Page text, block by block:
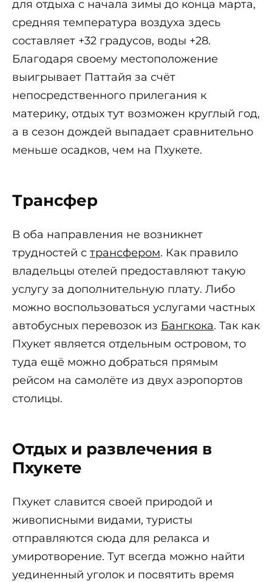
для отдыха с начала зимы до конца марта,
средняя температура воздуха здесь
составляет +32 градусов, воды +28.
Благодаря своему местоположение
выигрывает Паттайя за счёт
непосредственного прилегания к
материку, отдых тут возможен круглый год,
а в сезон дождей выпадает сравнительно
меньше осадков, чем на Пхукете.
Трансфер
В оба направления не возникнет
трудностей с трансфером. Как правило
владельцы отелей предоставляют такую
услугу за дополнительную плату. Либо
можно воспользоваться услугами частных
автобусных перевозок из Бангкока. Так как
Пхукет является отдельным островом, то
туда ещё можно добраться прямым
рейсом на самолёте из двух аэропортов
столицы.
Отдых и развлечения в
Пхукете
Пхукет славится своей природой и
живописными видами, туристы
отправляются сюда для релакса и
умиротворение. Тут всегда можно найти
уединенный уголок и посвятить время